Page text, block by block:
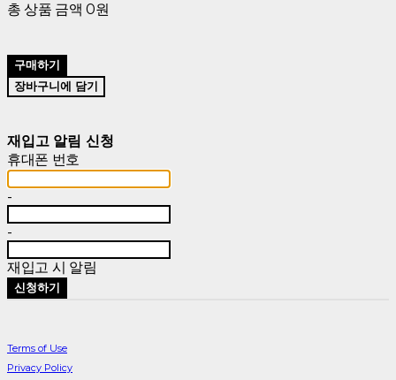
총 상품 금액 0원
구매하기
장바구니에 담기
재입고 알림 신청
휴대폰 번호
-
-
재입고 시 알림
신청하기
Terms of Use
Privacy Policy